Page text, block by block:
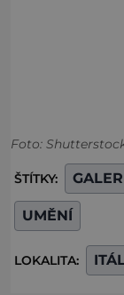
Foto:
ŠTÍTKY:
UMĚNÍ
LOKALITA: